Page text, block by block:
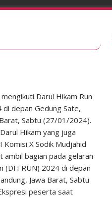
Darul Hikam Run
depan Gedung Sate,
Sabtu (27/01/2024).
Hikam yang juga
Komisi X Sodik Mudjahid
ambil bagian pada gelaran
(DH RUN) 2024 di depan
Jawa Barat, Sabtu
peserta saat